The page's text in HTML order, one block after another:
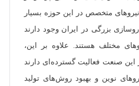
متخصص در این حوزه بسیار
بزرگی در ایران وجود دارند
مختلف هستند. علاوه بر این،
صنعت فعالیت گسترده‌ای دارند
نوین و بهبود روش‌های تولید